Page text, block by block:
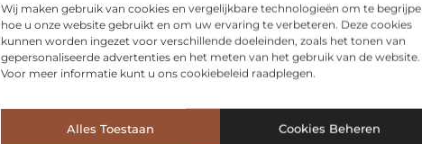
Wij maken gebruik van cookies en vergelijkbare technologieën om te
hoe u onze website gebruikt en om uw ervaring te verbeteren. Deze cookies
kunnen worden ingezet voor verschillende doeleinden, zoals het tonen van
gepersonaliseerde advertenties en het meten van het gebruik van de website.
Voor meer informatie kunt u ons cookiebeleid raadplegen.
Alles Toestaan Cookies Beheren
VORIGE
M&C cilindersloten